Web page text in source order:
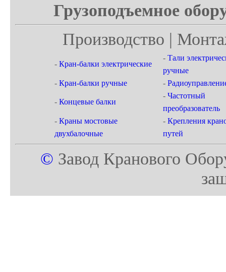
Грузоподъемное
Производство |
- Кран-балки электрические
- Тали
ручные
- Кран-балки ручные -
- Концевые балки
- Частотный
преобразователь
- Краны мостовые
двухбалочные
- Крепления
путей
© Завод Кранового